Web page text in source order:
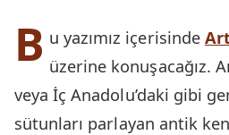
B u yazımız içerisinde
üzerine konuşacağız.
veya İç Anadolu’daki gibi
sütunları parlayan antik